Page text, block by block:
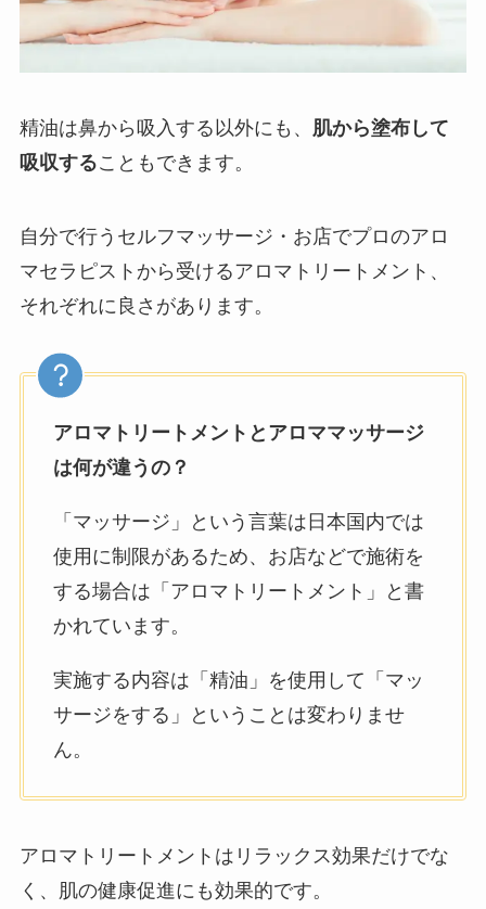
精油は鼻から吸入する以外にも、 肌から塗布して
吸収することもできます。
自分で行うセルフマッサージ・お店でプロのアロ
マセラピストから受けるアロマトリートメント、
それぞれに良さがあります。
アロマトリートメントとアロママッサージ
は何が違うの？
「マッサージ」という言葉は日本国内では
使用に制限があるため、お店などで施術を
する場合は「アロマトリートメント」と書
かれています。
実施する内容は「精油」を使用して「マッ
サージをする」ということは変わりませ
ん。
アロマトリートメントはリラックス効果だけでな
く、肌の健康促進にも効果的です。